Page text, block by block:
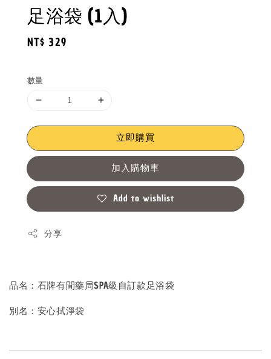
足浴袋 (1入)
Regular
NT$ 329
數量
立即購買
加入購物車
Add to wishlist
分享
品名：石牌有間藥局SPA級自訂款足浴袋
別名：安心拭淨袋